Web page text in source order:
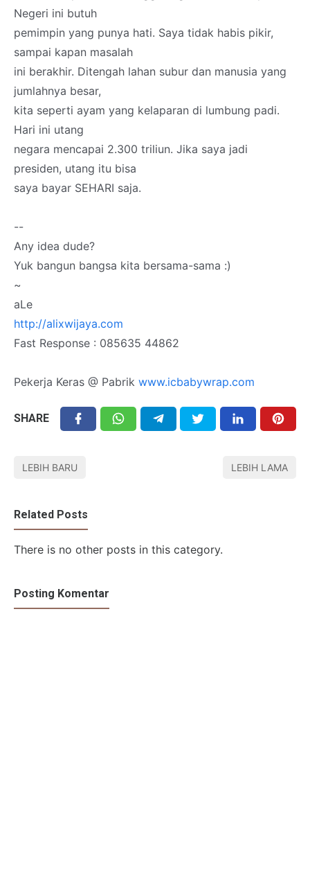
Negeri ini butuh
pemimpin yang punya hati. Saya tidak habis pikir,
sampai kapan masalah
ini berakhir. Ditengah lahan subur dan manusia yang
jumlahnya besar,
kita seperti ayam yang kelaparan di lumbung padi.
Hari ini utang
negara mencapai 2.300 triliun. Jika saya jadi
presiden, utang itu bisa
saya bayar SEHARI saja.
--
Any idea dude?
Yuk bangun bangsa kita bersama-sama :)
~
aLe
http://alixwijaya.com
Fast Response : 085635 44862
Pekerja Keras @ Pabrik www.icbabywrap.com
SHARE
LEBIH BARU LEBIH LAMA
Related Posts
There is no other posts in this category.
Posting Komentar